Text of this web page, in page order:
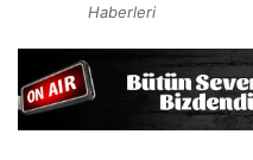
Haberleri